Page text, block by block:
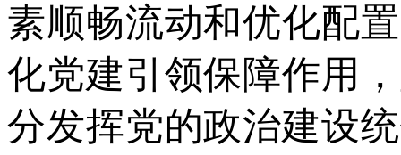
素顺畅流动和优化配
化党建引领保障作用
分发挥党的政治建设